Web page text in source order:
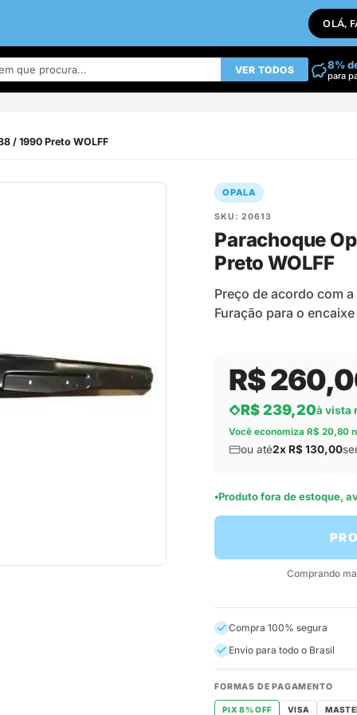
OLÁ,
VER TODOS 8%
para
/ 1990 Preto WOLFF
OPALA
SKU: 20613
Parachoque
Preto WOLFF
Preço de acordo com
Furação para o
R$
R$ 239,20à vista
Você economiza R$ 20,80
ou até2x R$ 130,00
Produto fora de estoque,
Comprando
Compra 100% segura
Envio para todo o Brasil
FORMAS DE PAGAMENTO
PIX 8% OFF VISA